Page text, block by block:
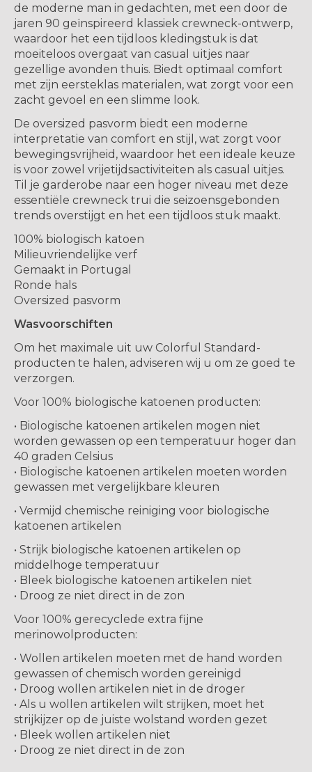
de moderne man in gedachten, met een door de
jaren 90 geïnspireerd klassiek crewneck-ontwerp,
waardoor het een tijdloos kledingstuk is dat
moeiteloos overgaat van casual uitjes naar
gezellige avonden thuis. Biedt optimaal comfort
met zijn eersteklas materialen, wat zorgt voor een
zacht gevoel en een slimme look.
De oversized pasvorm biedt een moderne
interpretatie van comfort en stijl, wat zorgt voor
bewegingsvrijheid, waardoor het een ideale keuze
is voor zowel vrijetijdsactiviteiten als casual uitjes.
Til je garderobe naar een hoger niveau met deze
essentiële crewneck trui die seizoensgebonden
trends overstijgt en het een tijdloos stuk maakt.
100% biologisch katoen
Milieuvriendelijke verf
Gemaakt in Portugal
Ronde hals
Oversized pasvorm
Wasvoorschiften
Om het maximale uit uw Colorful Standard-
producten te halen, adviseren wij u om ze goed te
verzorgen.
Voor 100% biologische katoenen producten:
• Biologische katoenen artikelen mogen niet
worden gewassen op een temperatuur hoger dan
40 graden Celsius
• Biologische katoenen artikelen moeten worden
gewassen met vergelijkbare kleuren
• Vermijd chemische reiniging voor biologische
katoenen artikelen
• Strijk biologische katoenen artikelen op
middelhoge temperatuur
• Bleek biologische katoenen artikelen niet
• Droog ze niet direct in de zon
Voor 100% gerecyclede extra fijne
merinowolproducten:
• Wollen artikelen moeten met de hand worden
gewassen of chemisch worden gereinigd
• Droog wollen artikelen niet in de droger
• Als u wollen artikelen wilt strijken, moet het
strijkijzer op de juiste wolstand worden gezet
• Bleek wollen artikelen niet
• Droog ze niet direct in de zon